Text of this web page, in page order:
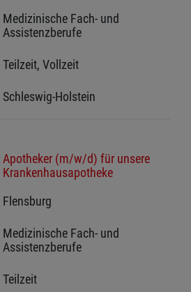
Medizinische Fach- und
Assistenzberufe
Teilzeit, Vollzeit
Schleswig-Holstein
Apotheker (m/w/d) für unsere
Krankenhausapotheke
Flensburg
Medizinische Fach- und
Assistenzberufe
Teilzeit